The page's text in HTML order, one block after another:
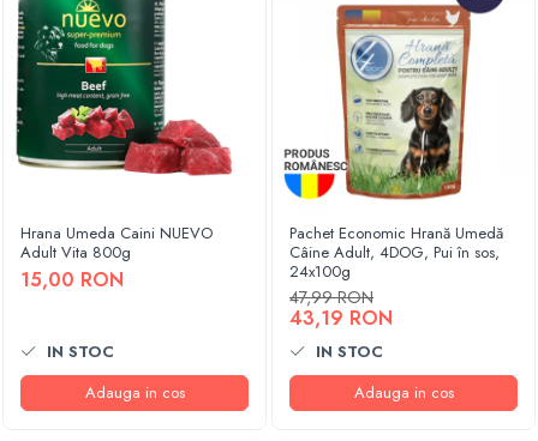
Hrana Umeda Caini NUEVO
Adult Vita 800g
15,00 RON
IN STOC
Adauga in cos
Pachet Economic Hrană Umedă
Câine Adult, 4DOG, Pui în sos,
24x100g
47,99 RON
43,19 RON
IN STOC
Adauga in cos